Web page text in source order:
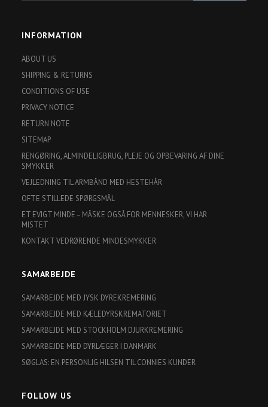
INFORMATION
ABOUT US
SHIPPING & RETURNS
CONDITIONS OF USE
PRIVACY NOTICE
RETURN NOTE
SITEMAP
RENGØRING, ALMINDELIGBRUG, PLEJE OG OPBEVARING AF DINE
SMYKKER
VEJLEDNING TIL ARMBÅND MED HESTEHÅR
OFTE STILLEDE SPØRGSMÅL
ET EVIGT MINDE – MÅSKE OGSÅ FOR MENNESKER, VI HAR
MISTET
KONTAKT VEDRØRENDE MINDESMYKKER
SAMARBEJDE
SAMARBEJDE MED JYSK DYREKREMERING
SAMARBEJDE MED KÆLEDYRSKREMATORIET
SAMARBEJDE MED STOCKHOLM DJURKREMERING
SAMARBEJDE MED DYRLÆGER I DANMARK
SØGLAS: EN PERSONLIG HILSEN TIL CONNIES KUNDER
FOLLOW US